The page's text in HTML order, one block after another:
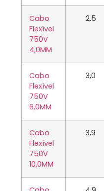
Cabo
Flexível
750V
4,0MM
2,5
Cabo
Flexível
750V
6,0MM
3,0
Cabo
Flexível
750V
10,0MM
3,9